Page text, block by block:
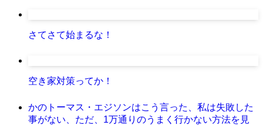
さてさて始まるな！
空き家対策ってか！
かのトーマス・エジソンはこう言った、私は失敗した
事がない、ただ、1万通りのうまく行かない方法を見